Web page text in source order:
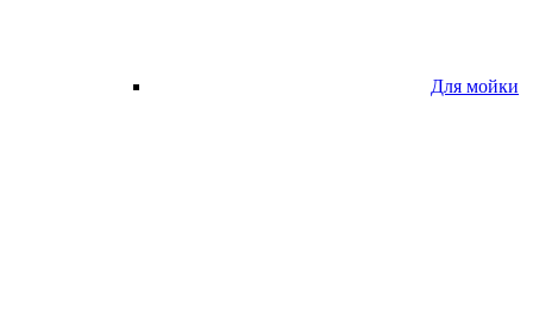
Для мойки